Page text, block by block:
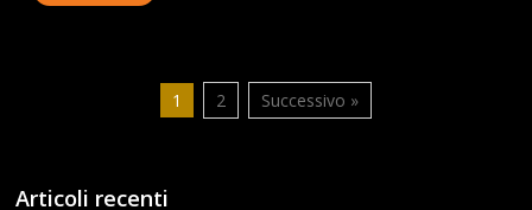
1 2 Successivo »
Articoli recenti